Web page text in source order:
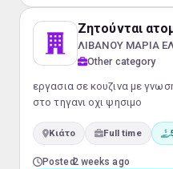
Ζητούνται
ΛΙΒΑΝΟΥ
Other category
εργασια σε κουζινα με
στο τηγανι οχι ψησιμο
Κιάτο Full time
Posted2 weeks ago